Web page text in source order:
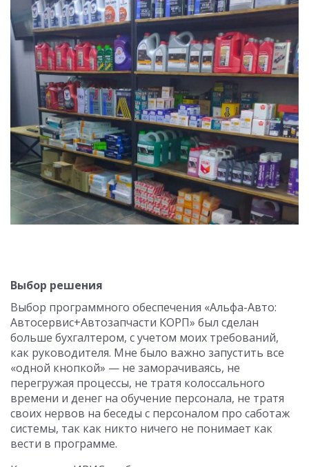
Выбор решения
Выбор программного обеспечения «Альфа-Авто:
Автосервис+Автозапчасти КОРП» был сделан
больше бухгалтером, с учетом моих требований,
как руководителя. Мне было важно запустить все
«одной кнопкой» — не заморачиваясь, не
перегружая процессы, не тратя колоссального
времени и денег на обучение персонала, не тратя
своих нервов на беседы с персоналом про саботаж
системы, так как никто ничего не понимает как
вести в программе.